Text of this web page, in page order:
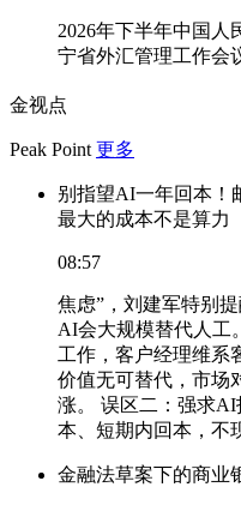
2026年下半年中国人
宁省外汇管理工作会
金视点
Peak Point 更多
别指望AI一年回本！
最大的成本不是算力
08:57
焦虑”，刘建军特别
AI会大规模替代人工
工作，客户经理维系
价值无可替代，市场
涨。 误区二：强求AI
本、短期内回本，不
金融法草案下的商业